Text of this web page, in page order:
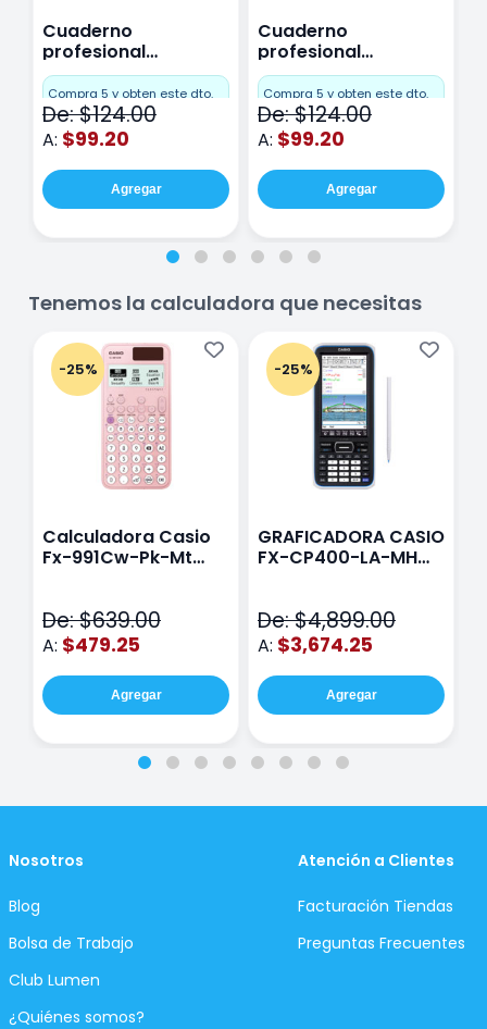
Cuaderno
profesional
Miquelrius Emotions
Cuadro Chico 80
hojas Rosa
Compra 5 y obten este dto.
De: $124.00
A: $99.20
Agregar
Cuaderno
profesional
Miquelrius Emotions
raya 80 hojas
Purpura
Compra 5 y obten este dto.
De: $124.00
A: $99.20
Agregar
Tenemos la calculadora que necesitas
-25%
Calculadora Casio
Fx-991Cw-Pk-Mt
De: $639.00
A: $479.25
Agregar
-25%
GRAFICADORA CASIO
FX-CP400-LA-MH
De: $4,899.00
A: $3,674.25
Agregar
Nosotros
Blog
Bolsa de Trabajo
Club Lumen
¿Quiénes somos?
Atención a Clientes
Facturación Tiendas
Preguntas Frecuentes